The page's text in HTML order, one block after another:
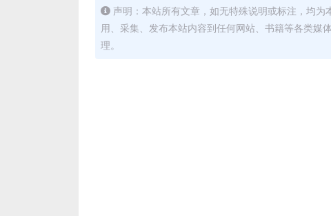
声明：本站所有文章，如无特殊说明或标注，均
用、采集、发布本站内容到任何网站、书籍等各类媒
理。